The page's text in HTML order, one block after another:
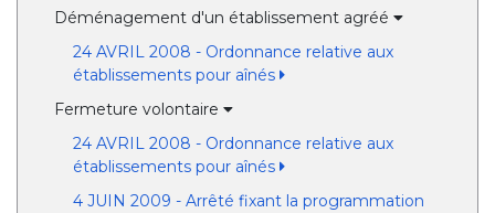
Déménagement d'un établissement agréé
24 AVRIL 2008 - Ordonnance relative aux
établissements pour aînés
Fermeture volontaire
24 AVRIL 2008 - Ordonnance relative aux
établissements pour aînés
4 JUIN 2009 - Arrêté fixant la programmation